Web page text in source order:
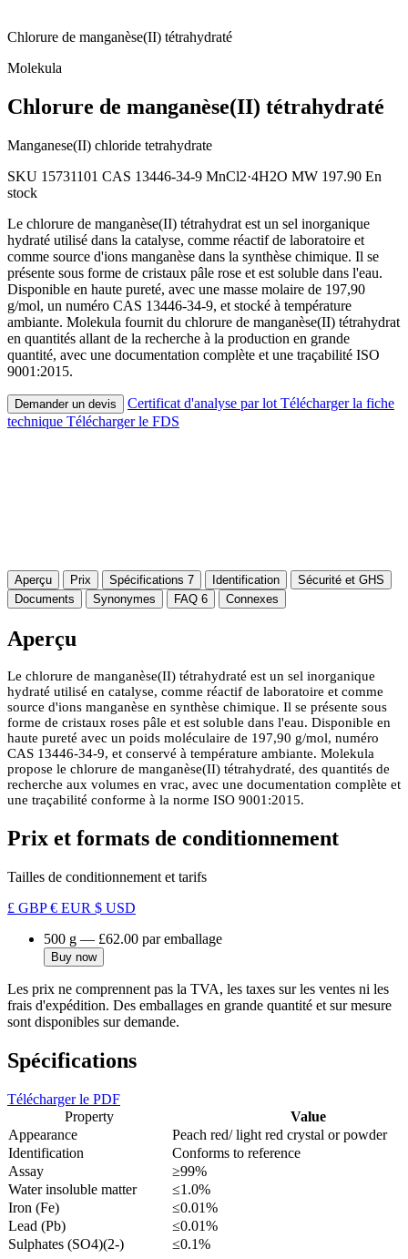
Chlorure de manganèse(II) tétrahydraté
Molekula
Chlorure de manganèse(II) tétrahydraté
Manganese(II) chloride tetrahydrate
SKU 15731101 CAS 13446-34-9 MnCl2·4H2O MW 197.90 En
stock
Le chlorure de manganèse(II) tétrahydrat est un sel inorganique
hydraté utilisé dans la catalyse, comme réactif de laboratoire et
comme source d'ions manganèse dans la synthèse chimique. Il se
présente sous forme de cristaux pâle rose et est soluble dans l'eau.
Disponible en haute pureté, avec une masse molaire de 197,90
g/mol, un numéro CAS 13446-34-9, et stocké à température
ambiante. Molekula fournit du chlorure de manganèse(II) tétrahydrat
en quantités allant de la recherche à la production en grande
quantité, avec une documentation complète et une traçabilité ISO
9001:2015.
Demander un devis Certificat d'analyse par lot Télécharger la fiche
technique Télécharger le FDS
Aperçu Prix Spécifications 7 Identification
Sécurité et GHS
Documents
Synonymes FAQ 6 Connexes
Aperçu
Le chlorure de manganèse(II) tétrahydraté est un sel inorganique
hydraté utilisé en catalyse, comme réactif de laboratoire et comme
source d'ions manganèse en synthèse chimique. Il se présente sous
forme de cristaux roses pâle et est soluble dans l'eau. Disponible en
haute pureté avec un poids moléculaire de 197,90 g/mol, numéro
CAS 13446-34-9, et conservé à température ambiante. Molekula
propose le chlorure de manganèse(II) tétrahydraté, des quantités de
recherche aux volumes en vrac, avec une documentation complète et
une traçabilité conforme à la norme ISO 9001:2015.
Prix et formats de conditionnement
Tailles de conditionnement et tarifs
£ GBP€ EUR $ USD
500 g — £62.00 par emballage
Buy now
Les prix ne comprennent pas la TVA, les taxes sur les ventes ni les
frais d'expédition. Des emballages en grande quantité et sur mesure
sont disponibles sur demande.
Spécifications
Télécharger le PDF
Property
Value
Appearance
Peach red/ light red crystal or powder
Identification
Conforms to reference
Assay
≥99%
Water insoluble matter
≤1.0%
Iron (Fe)
≤0.01%
Lead (Pb)
≤0.01%
Sulphates (SO4)(2-)
≤0.1%